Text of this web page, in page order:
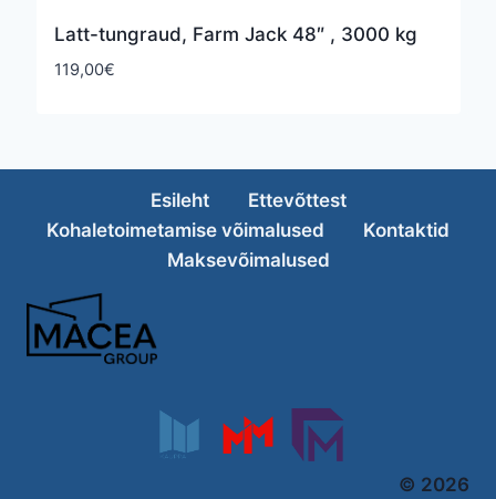
Latt-tungraud, Farm Jack 48″ , 3000 kg
119,00€
Esileht
Ettevõttest
Kohaletoimetamise võimalused
Kontaktid
Maksevõimalused
© 2026